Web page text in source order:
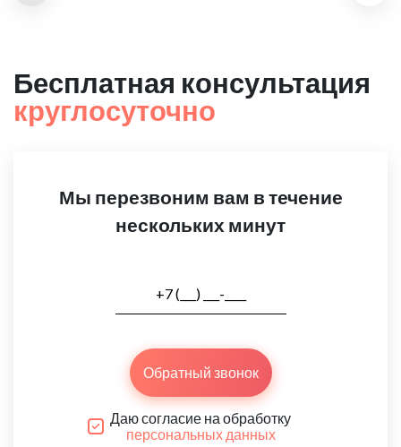
Бесплатная консультация
круглосуточно
Мы перезвоним вам в течение
нескольких минут
Обратный звонок
Даю согласие на обработку
персональных данных